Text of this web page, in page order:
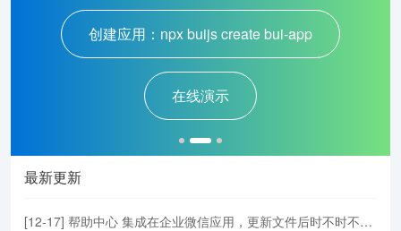
创建应用：npx buijs create bui-app
在线演示
最新更新
[12-17] 帮助中心 集成在企业微信应用，更新文件后时不时不会自动更新到最新的版本HTML或JS，需清楚企业微信缓存并退出才可以